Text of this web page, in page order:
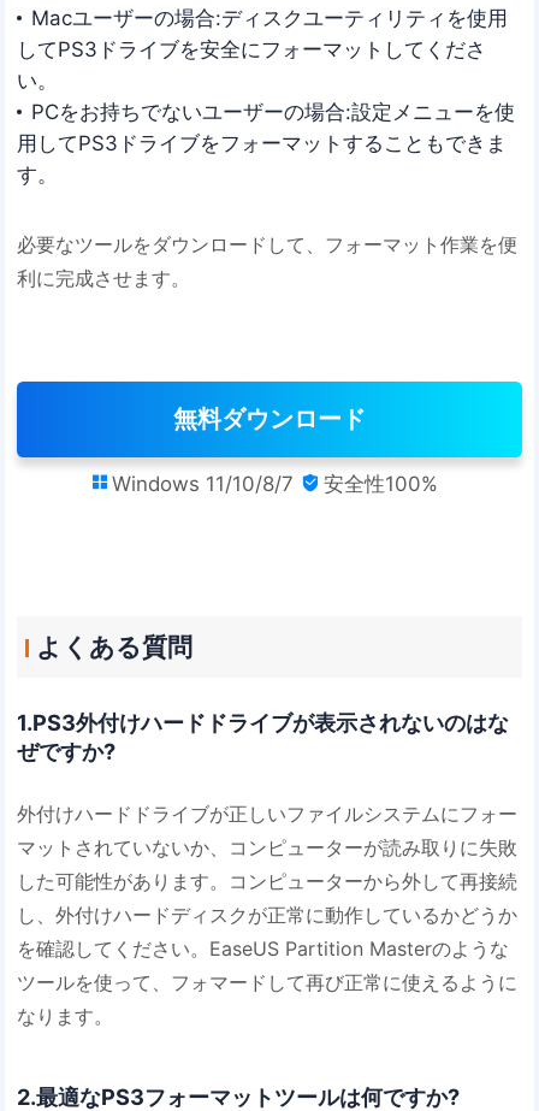
Macユーザーの場合:ディスクユーティリティを使用
してPS3ドライブを安全にフォーマットしてくださ
い。
PCをお持ちでないユーザーの場合:設定メニューを使
用してPS3ドライブをフォーマットすることもできま
す。
必要なツールをダウンロードして、フォーマット作業を便
利に完成させます。
無料ダウンロード
 Windows 11/10/8/7  安全性100%
よくある質問
1.PS3外付けハードドライブが表示されないのはな
ぜですか?
外付けハードドライブが正しいファイルシステムにフォー
マットされていないか、コンピューターが読み取りに失敗
した可能性があります。コンピューターから外して再接続
し、外付けハードディスクが正常に動作しているかどうか
を確認してください。EaseUS Partition Masterのような
ツールを使って、フォマードして再び正常に使えるように
なります。
2.最適なPS3フォーマットツールは何ですか?